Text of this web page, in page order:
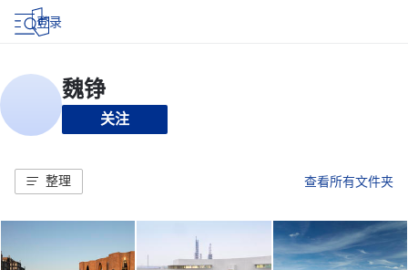
登录
关注
整理 查看所有文件夹